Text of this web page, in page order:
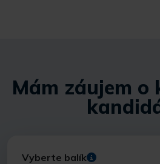
Mám záujem
Vyberte balík